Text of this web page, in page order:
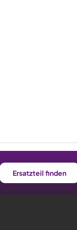
Ersatzteil finden